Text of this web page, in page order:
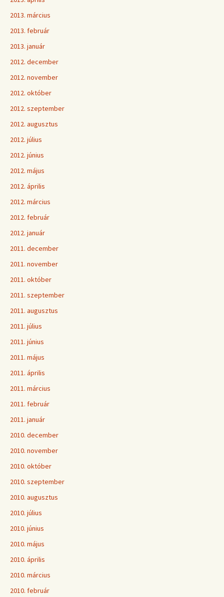
2013. március
2013. február
2013. január
2012. december
2012. november
2012. október
2012. szeptember
2012. augusztus
2012. július
2012. június
2012. május
2012. április
2012. március
2012. február
2012. január
2011. december
2011. november
2011. október
2011. szeptember
2011. augusztus
2011. július
2011. június
2011. május
2011. április
2011. március
2011. február
2011. január
2010. december
2010. november
2010. október
2010. szeptember
2010. augusztus
2010. július
2010. június
2010. május
2010. április
2010. március
2010. február